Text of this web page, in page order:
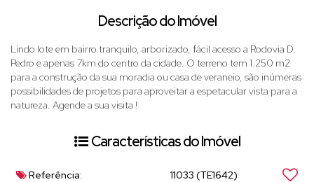
Descrição do Imóvel
Lindo lote em bairro tranquilo, arborizado, fácil acesso a Rodovia D.
Pedro e apenas 7km do centro da cidade. O terreno tem 1.250 m2
para a construção da sua moradia ou casa de veraneio, são inúmeras
possibilidades de projetos para aproveitar a espetacular vista para a
natureza. Agende a sua visita !
Características do Imóvel
Referência: 11033 (TE1642)